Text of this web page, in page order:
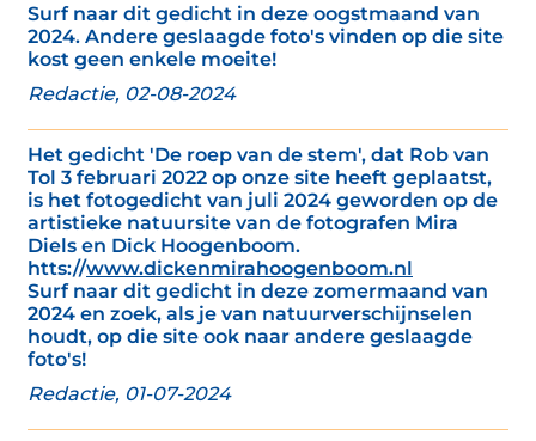
Surf naar dit gedicht in deze oogstmaand van
2024. Andere geslaagde foto's vinden op die site
kost geen enkele moeite!
Redactie, 02-08-2024
Het gedicht 'De roep van de stem', dat Rob van
Tol 3 februari 2022 op onze site heeft geplaatst,
is het fotogedicht van juli 2024 geworden op de
artistieke natuursite van de fotografen Mira
Diels en Dick Hoogenboom.
htts://www.dickenmirahoogenboom.nl
Surf naar dit gedicht in deze zomermaand van
2024 en zoek, als je van natuurverschijnselen
houdt, op die site ook naar andere geslaagde
foto's!
Redactie, 01-07-2024